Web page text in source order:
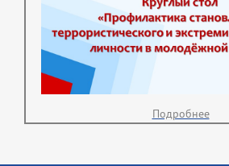
Подробнее